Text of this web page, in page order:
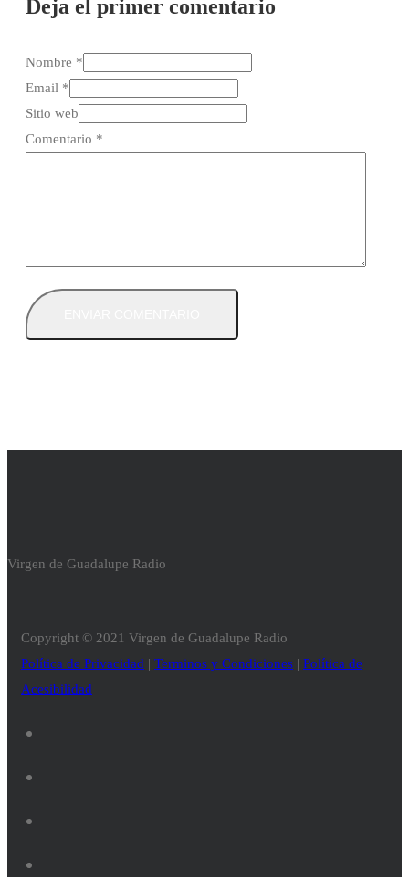
Deja el primer comentario
Nombre *
Email *
Sitio web
Comentario *
Virgen de Guadalupe Radio
Copyright © 2021 Virgen de Guadalupe Radio
Política de Privacidad | Terminos y Condiciones | Política de
Acesibilidad